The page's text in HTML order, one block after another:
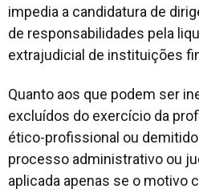
impedia a candidatura de
de responsabilidades pela
extrajudicial de instituições
Quanto aos que podem ser
excluídos do exercício da
ético-profissional ou
processo administrativo ou
aplicada apenas se o motivo